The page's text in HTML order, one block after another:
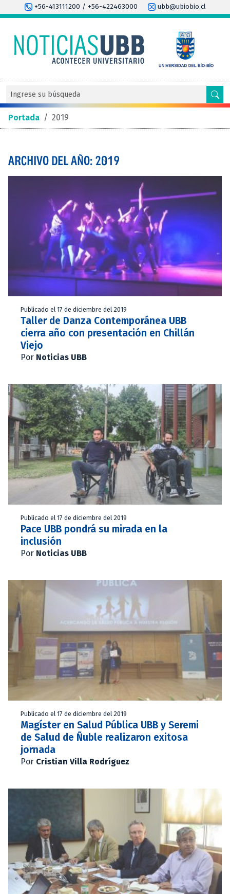
+56-413111200 / +56-422463000 ubb@ubiobio.cl
Portada / 2019
ARCHIVO DEL AÑO: 2019
Publicado el 17 de diciembre del 2019
Taller de Danza Contemporánea UBB
cierra año con presentación en Chillán
Viejo
Por Noticias UBB
Publicado el 17 de diciembre del 2019
Pace UBB pondrá su mirada en la
inclusión
Por Noticias UBB
Publicado el 17 de diciembre del 2019
Magíster en Salud Pública UBB y Seremi
de Salud de Ñuble realizaron exitosa
jornada
Por Cristian Villa Rodríguez